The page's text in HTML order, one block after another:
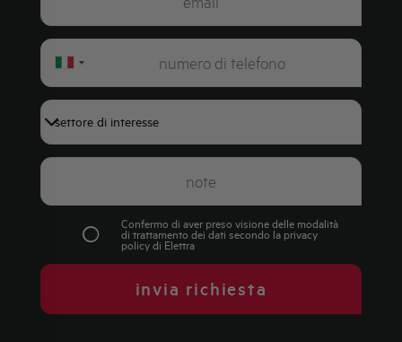
Italy
Confermo di aver preso visione delle modalità
di trattamento dei dati secondo la privacy
policydi Elettra
invia richiesta